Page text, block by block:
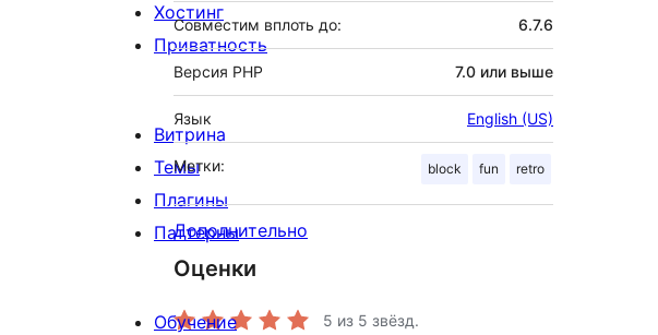
Совместим вплоть до: 6.7.6
Версия PHP 7.0 или выше
Язык English (US)
Метки: block fun retro
Дополнительно
Оценки
5 из 5 звёзд.
Хостинг
Приватность
Витрина
Темы
Плагины
Паттерны
Обучение